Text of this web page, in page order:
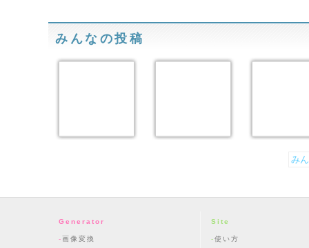
みんなの投稿
み
Generator
画像変換
Site
使い方